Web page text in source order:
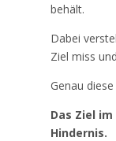
behält.
Dabei
Ziel miss
Genau
Das Ziel
Hindernis.